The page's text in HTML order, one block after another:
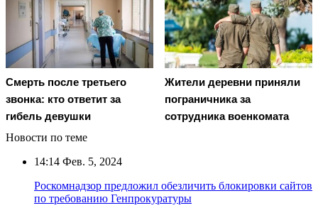
Смерть после третьего
звонка: кто ответит за
гибель девушки
Жители деревни приняли
пограничника за
сотрудника военкомата
Новости по теме
14:14 Фев. 5, 2024
Роскомнадзор предложил обезличить блокировки сайтов
по требованию Генпрокуратуры